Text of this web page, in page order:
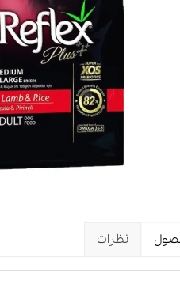
ظرف آب
اسکرچر
شیشه
لباس و
لباس و
نظرات